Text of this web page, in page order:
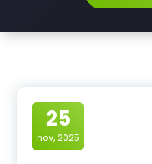
25
nov, 2025